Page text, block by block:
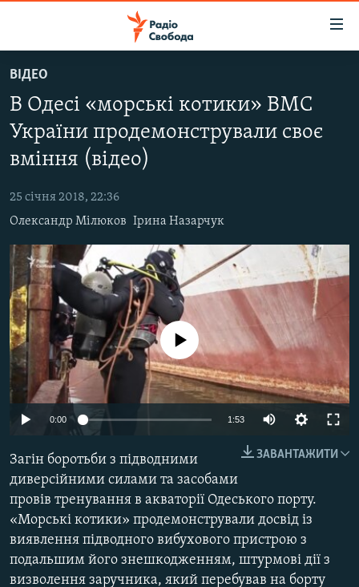
до
основного
матеріалу
Перейти
до
навігації
Перейти
до
пошуку
РАДІО СВОБОДА – 70 РОКІВ
ВСЕ ЗА ДОБУ
СТАТТІ
ЕКОНОМІКА
СУСПІЛЬСТВО
КУЛЬТУРА
СПОРТ
УКРАЇНА
СВІТ
РОСІЙСЬКА «ФІЛЬТРАЦІЯ»
ДОНБАС.РЕАЛІЇ
КРИМ.РЕАЛІЇ
ТИ ЯК?
СХЕМИ
КИТАЙ.ВИКЛИКИ
МУЛЬТИМЕДІА
ФОТО
СПЕЦПРОЄКТИ
ПОДКАСТИ
КРИМ РЕАЛІЇ
РУС
УКР
КТАТ
ВІДЕО
В Одесі «морські котики» ВМС
України продемонстрували своє
вміння (відео)
25 січня 2018, 22:36
Олександр Мілюков Ірина Назарчук
No media source currently available
0:00 1:53
ЗАВАНТАЖИТИ
Загін боротьби з підводними
диверсійними силами та засобами
провів тренування в акваторії Одеського порту.
«Морські котики» продемонстрували досвід із
виявлення підводного вибухового пристрою з
подальшим його знешкодженням, штурмові дії з
визволення заручника, який перебував на борту